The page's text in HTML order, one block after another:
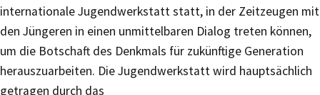
internationale Jugendwerkstatt statt, in der Zeitzeugen mit
den Jüngeren in einen unmittelbaren Dialog treten können,
um die Botschaft des Denkmals für zukünftige Generation
herauszuarbeiten. Die Jugendwerkstatt wird hauptsächlich
getragen durch das